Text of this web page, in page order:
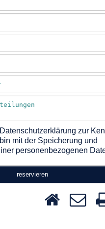
zur
mit der Speicherung und
personenbezogenen